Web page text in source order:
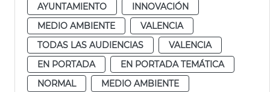
AYUNTAMIENTO
INNOVACIÓN
MEDIO AMBIENTE
VALENCIA
TODAS LAS AUDIENCIAS
VALENCIA
EN PORTADA
EN PORTADA TEMÁTICA
NORMAL
MEDIO AMBIENTE